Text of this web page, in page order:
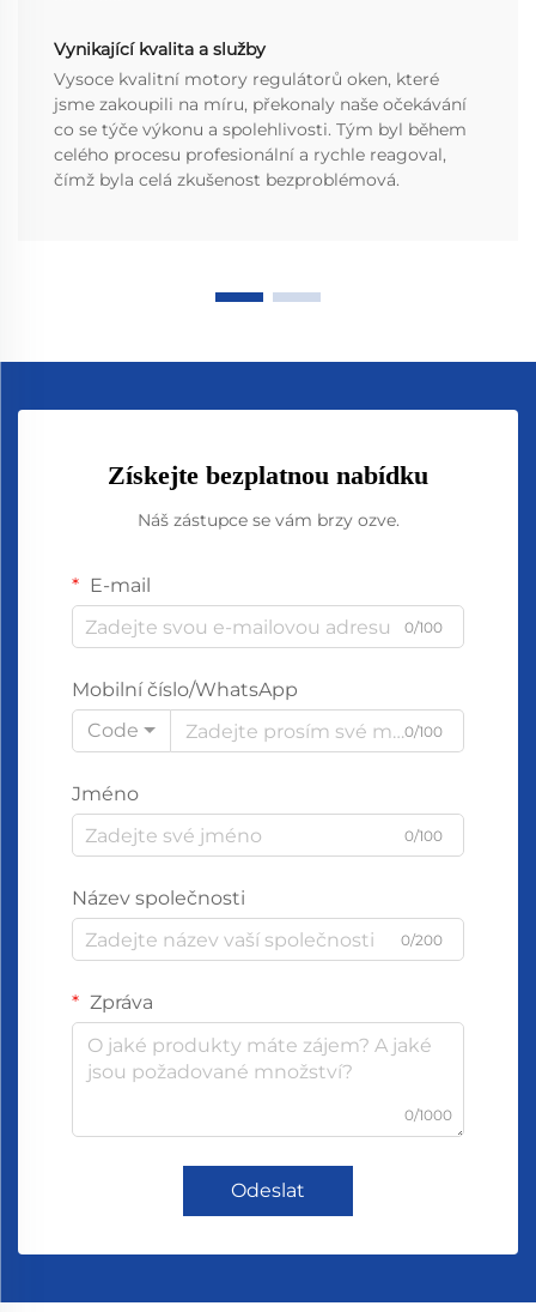
Vynikající kvalita a služby
Vysoce kvalitní motory regulátorů oken, které
jsme zakoupili na míru, překonaly naše očekávání
co se týče výkonu a spolehlivosti. Tým byl během
celého procesu profesionální a rychle reagoval,
čímž byla celá zkušenost bezproblémová.
Získejte bezplatnou nabídku
Náš zástupce se vám brzy ozve.
E-mail
0/100
Mobilní číslo/WhatsApp
Code
0/100
Jméno
0/100
Název společnosti
0/200
Zpráva
0/1000
Odeslat